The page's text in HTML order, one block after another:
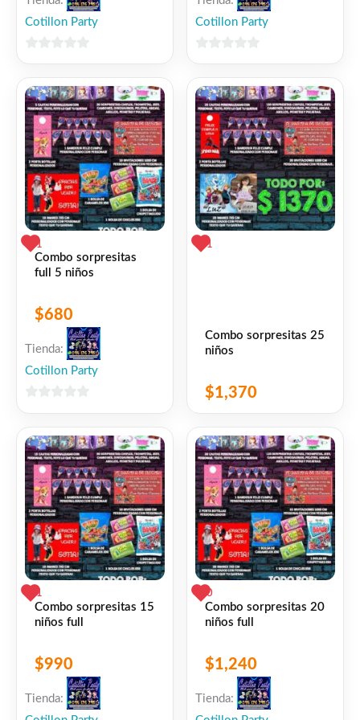
Cotillon Party
5
Cotillon Party
5
1
Combo sorpresitas
full 5 niños
$680
Tienda:
Cotillon Party
5
1
Combo sorpresitas 25
niños
$1,370
1
Combo sorpresitas 15
niños full
$990
Tienda:
0
Combo sorpresitas 20
niños full
$1,240
Tienda: